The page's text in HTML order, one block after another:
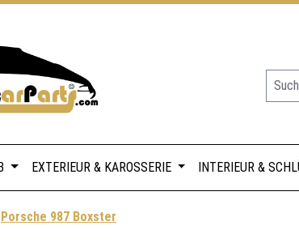
EXTERIEUR & KAROSSERIE INTERIEUR &
Porsche 987 Boxster